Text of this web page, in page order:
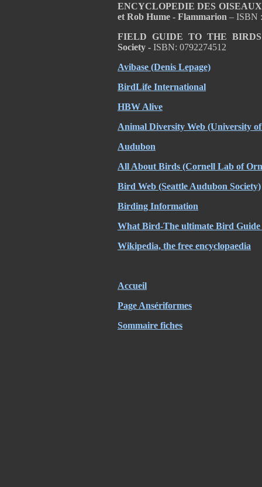
ENCYCLOPEDIE DES
et Rob Hume - Flammarion – ISBN
FIELD GUIDE TO THE
Society - ISBN: 0792274512
Avibase (Denis Lepage)
BirdLife International
HBW Alive
Animal Diversity Web (University
Audubon
All About Birds (Cornell Lab of
Bird Web (Seattle Audubon Society)
Birding Information
What Bird-The ultimate Bird
Wikipedia, the free encyclopaedia
Accueil
Page Ansériformes
Sommaire fiches